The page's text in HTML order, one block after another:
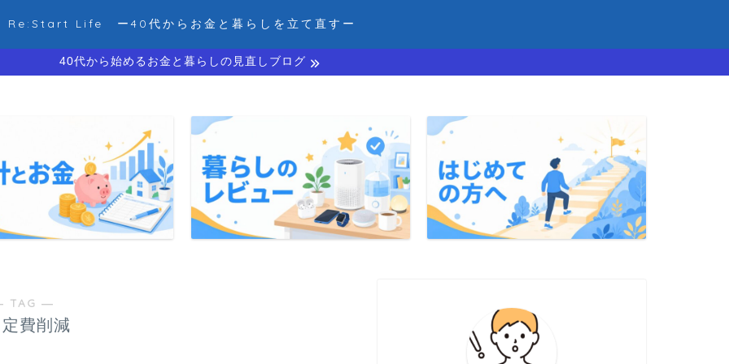
Re:Start Life ー40代からお金と暮らしを立て直すー
40代から始めるお金と暮らしの見直しブログ
TAG ―
費削減